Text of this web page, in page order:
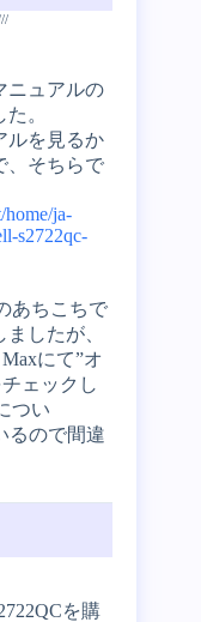
ニュアルの
。
ルを見るか
、そちらで
ja-
s2722qc-
あちこちで
したが、
にて”オ
ェックし
つい
るので間違
を購